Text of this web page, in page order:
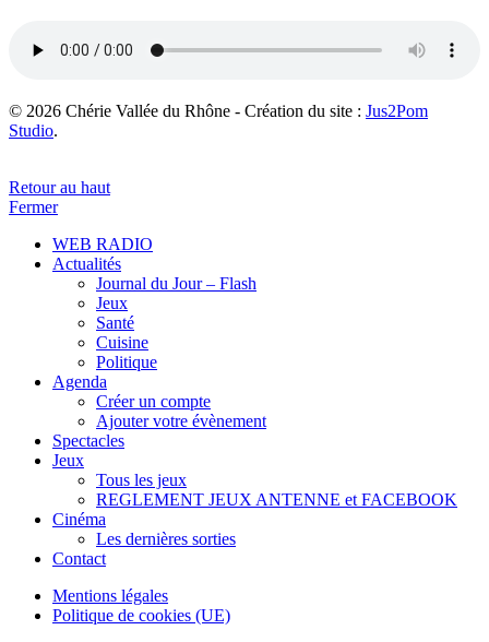
© 2026 Chérie Vallée du Rhône - Création du site : Jus2Pom
Studio.
Retour au haut
Fermer
WEB RADIO
Actualités
Journal du Jour – Flash
Jeux
Santé
Cuisine
Politique
Agenda
Créer un compte
Ajouter votre évènement
Spectacles
Jeux
Tous les jeux
REGLEMENT JEUX ANTENNE et FACEBOOK
Cinéma
Les dernières sorties
Contact
Mentions légales
Politique de cookies (UE)